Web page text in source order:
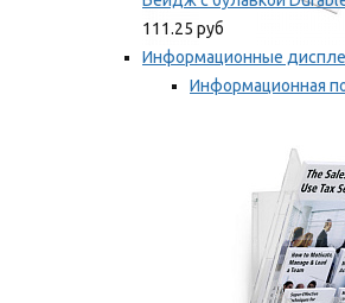
111.25 руб
Информационные
Информационная